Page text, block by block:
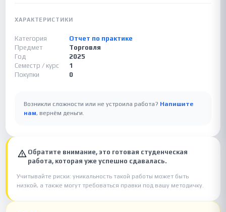
ХАРАКТЕРИСТИКИ
Категория
Отчет по практике
Предмет
Торговля
Год
2025
Семестр / курс
1
Покупки
0
Возникли сложности или не устроила работа? Напишите
нам, вернём деньги.
Обратите внимание, это готовая студенческая
работа, которая уже успешно сдавалась.
Учитывайте риски: уникальность такой работы может быть
низкой, а также могут требоваться правки под вашу методичку.